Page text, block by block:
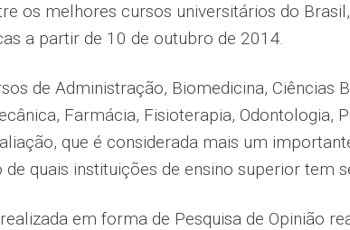
os melhores cursos universitários do
a partir de 10 de outubro de 2014.
de Administração, Biomedicina, Ciências
Farmácia, Fisioterapia,
que é considerada mais um
quais instituições de ensino superior tem
em forma de Pesquisa de Opinião